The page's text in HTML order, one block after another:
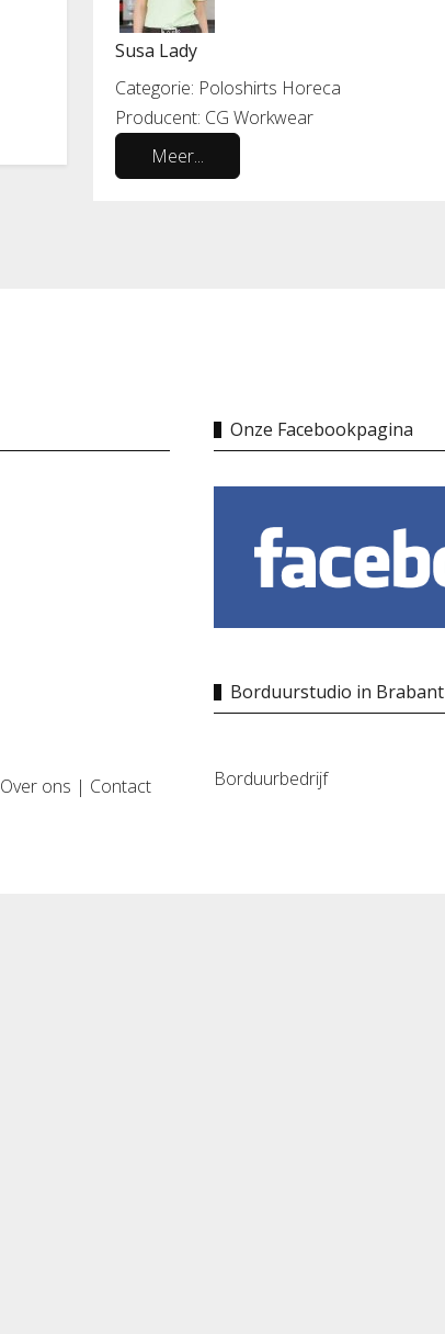
Susa Lady
Categorie: Poloshirts Horeca
Producent: CG Workwear
Meer...
Over ons | Contact
Onze Facebookpagina
Borduurstudio in Brabant
Borduurbedrijf